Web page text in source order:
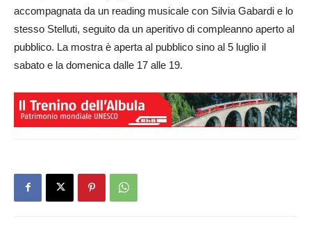
accompagnata da un reading musicale con Silvia Gabardi e lo
stesso Stelluti, seguito da un aperitivo di compleanno aperto al
pubblico. La mostra è aperta al pubblico sino al 5 luglio il
sabato e la domenica dalle 17 alle 19.